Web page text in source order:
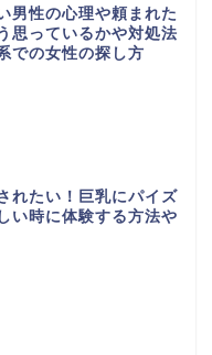
男性の心理や頼まれた
思っているかや対処法
での女性の探し方
れたい！巨乳にパイズ
い時に体験する方法や